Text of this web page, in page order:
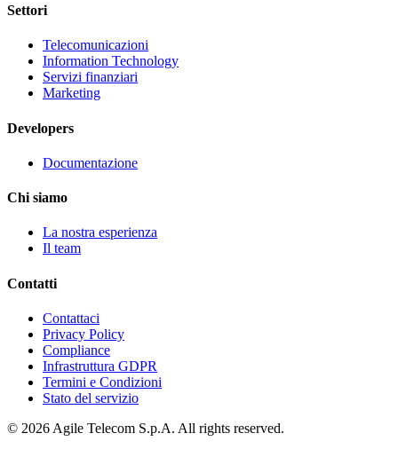
Settori
Telecomunicazioni
Information Technology
Servizi finanziari
Marketing
Developers
Documentazione
Chi siamo
La nostra esperienza
Il team
Contatti
Contattaci
Privacy Policy
Compliance
Infrastruttura GDPR
Termini e Condizioni
Stato del servizio
© 2026 Agile Telecom S.p.A. All rights reserved.